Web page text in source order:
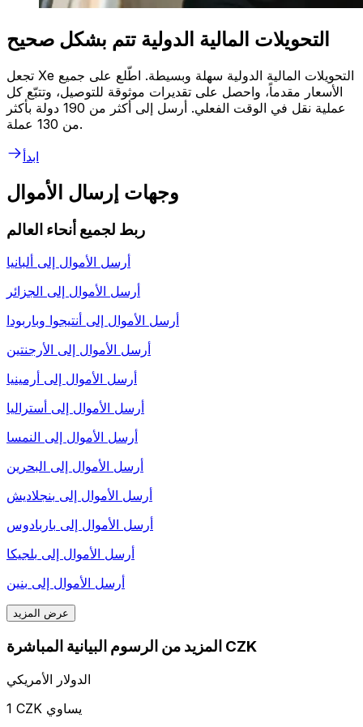
التحويلات المالية الدولية تتم بشكل صحيح
تجعل Xe التحويلات المالية الدولية سهلة وبسيطة. اطّلع على جميع
الأسعار مقدماً، واحصل على تقديرات موثوقة للتوصيل، وتتبّع كل
عملية نقل في الوقت الفعلي. أرسل إلى أكثر من 190 دولة بأكثر
من 130 عملة.
ابدأ
وجهات إرسال الأموال
ربط لجميع أنحاء العالم
أرسل الأموال إلى ألبانيا
أرسل الأموال إلى الجزائر
أرسل الأموال إلى أنتيجوا وباربودا
أرسل الأموال إلى الأرجنتين
أرسل الأموال إلى أرمينيا
أرسل الأموال إلى أستراليا
أرسل الأموال إلى النمسا
أرسل الأموال إلى البحرين
أرسل الأموال إلى بنجلاديش
أرسل الأموال إلى باربادوس
أرسل الأموال إلى بلجيكا
أرسل الأموال إلى بنين
عرض المزيد
المزيد من الرسوم البيانية المباشرة CZK
الدولار الأمريكي
1 CZK يساوي